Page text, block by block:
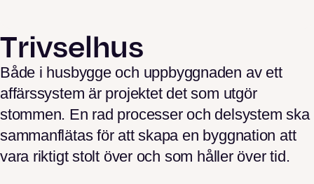
Trivselhus
Både i husbygge och uppbyggnaden av ett
affärssystem är projektet det som utgör
stommen. En rad processer och delsystem ska
sammanflätas för att skapa en byggnation att
vara riktigt stolt över och som håller över tid.